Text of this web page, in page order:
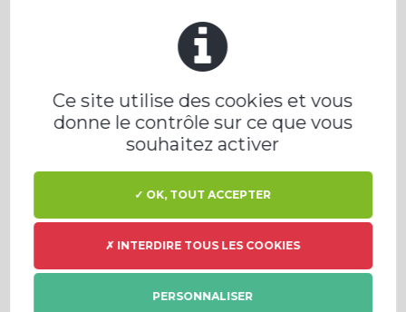
ARTICLE DE PRESSE - 27 FÉVRIER 2025
Ce site utilise des cookies et vous
donne le contrôle sur ce que vous
souhaitez activer
✓ OK, TOUT ACCEPTER
✗ INTERDIRE TOUS LES COOKIES
PERSONNALISER